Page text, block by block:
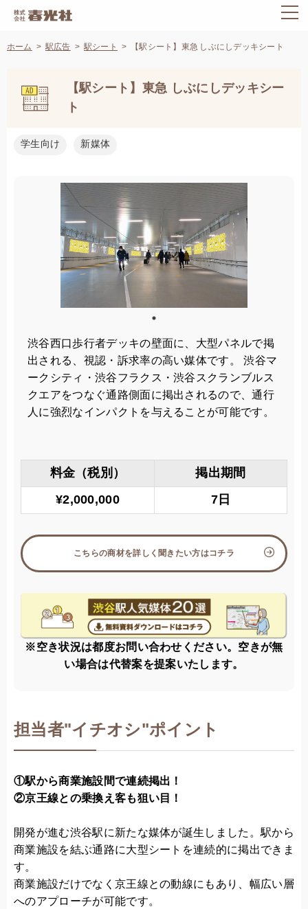
ホーム 駅広告 駅シート 【駅シート】東急 しぶにしデッキシート
【駅シート】東急 しぶにしデッキシー
ト
学生向け 新媒体
渋谷西口歩行者デッキの壁面に、大型パネルで掲
出される、視認・訴求率の高い媒体です。 渋谷マ
ークシティ・渋谷フラクス・渋谷スクランブルス
クエアをつなぐ通路側面に掲出されるので、通行
人に強烈なインパクトを与えることが可能です。
料金（税別）
掲出期間
¥2,000,000
7日
こちらの商材を詳しく聞きたい方はコチラ
※空き状況は都度お問い合わせください。空きが無
い場合は代替案を提案いたします。
担当者"イチオシ"ポイント
①駅から商業施設間で連続掲出！
②京王線との乗換え客も狙い目！
開発が進む渋谷駅に新たな媒体が誕生しました。駅から
商業施設を結ぶ通路に大型シートを連続的に掲出できま
す。
商業施設だけでなく京王線との動線にもあり、幅広い層
へのアプローチが可能です。